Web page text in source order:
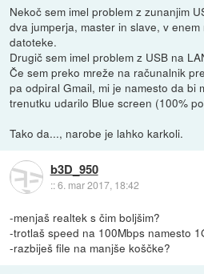
Nekoč sem imel problem z zunanjim
dva jumperja, master in slave, v
datoteke.
Drugič sem imel problem z USB na
Če sem preko mreže na računalnik
pa odpiral Gmail, mi je namesto da bi
trenutku udarilo Blue screen (100%
Tako da..., narobe je lahko karkoli.
b3D_950
::6. mar 2017, 18:42
-menjaš realtek s čim boljšim?
-trotlaš speed na 100Mbps namesto
-razbiješ file na manjše koščke?